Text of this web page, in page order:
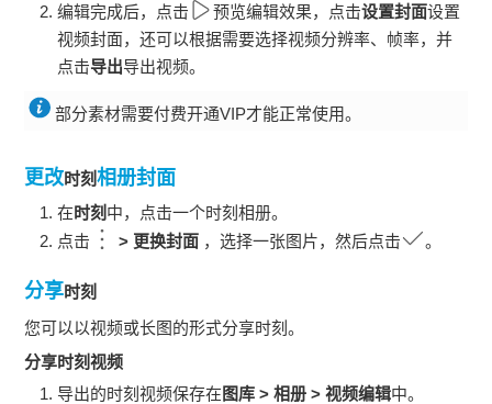
编辑完成后，点击
预览编辑效果，点击设置封面设置
视频封面，还可以根据需要选择视频分辨率、帧率，并
点击导出导出视频。
部分素材需要付费开通VIP才能正常使用。
更改时刻相册封面
在时刻 中，点击一个时刻相册。
点击
> 更换封面 ，选择一张图片，然后点击 。
分享时刻
您可以以视频或长图的形式分享时刻。
分享时刻视频
导出的时刻视频保存在 图库 >相册 >视频编辑中。